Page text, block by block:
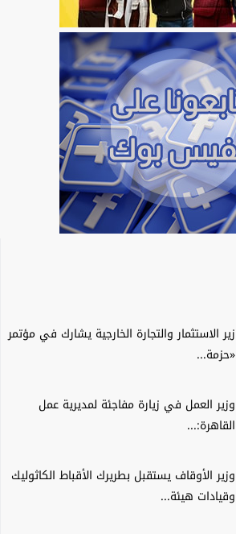
زير الاستثمار والتجارة الخارجية يشارك في مؤتمر
«حزمة...
وزير العمل في زيارة مفاجئة لمديرية عمل
القاهرة:...
وزير الأوقاف يستقبل بطريرك الأقباط الكاثوليك
وقيادات هيئة...